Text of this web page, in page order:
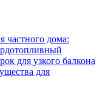
частного дома:
для узкого балкона
для